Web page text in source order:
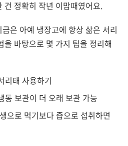
건 정확히 작년 이맘때였어요.
은 아예 냉장고에 항상 삶은 서리
을 바탕으로 몇 가지 팁을 정리해
리태 사용하기
동 보관이 더 오래 보관 가능
으로 먹기보다 즙으로 섭취하면